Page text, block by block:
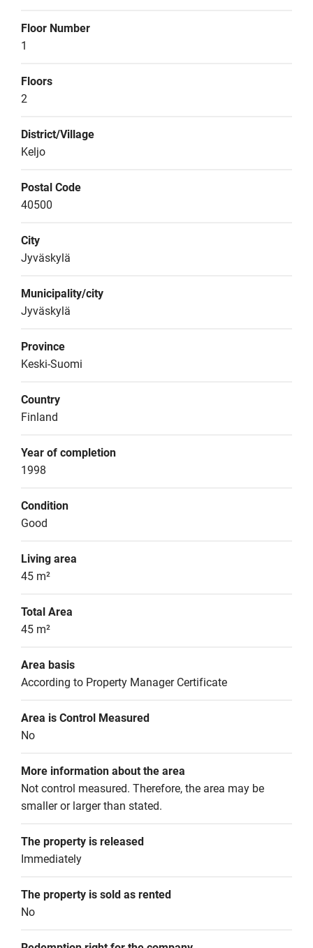
Floor Number
1
Floors
2
District/Village
Keljo
Postal Code
40500
City
Jyväskylä
Municipality/city
Jyväskylä
Province
Keski-Suomi
Country
Finland
Year of completion
1998
Condition
Good
Living area
45 m²
Total Area
45 m²
Area basis
According to Property Manager Certificate
Area is Control Measured
No
More information about the area
Not control measured. Therefore, the area may be
smaller or larger than stated.
The property is released
Immediately
The property is sold as rented
No